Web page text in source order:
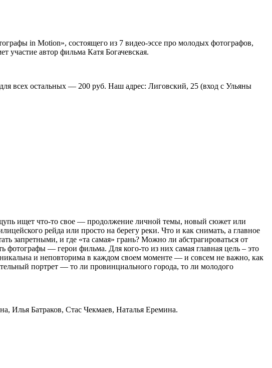
in Motion», состоящего из 7 видео-эссе про молодых фотографов,
участие автор фильма Катя Богачевская.
всех остальных — 200 руб. Наш адрес: Лиговский, 25 (вход с Ульяны
ищет что-то свое — продолжение личной темы, новый сюжет или
рейда или просто на берегу реки. Что и как снимать, а главное
запретными, и где «та самая» грань? Можно ли абстрагироваться от
фотографы — герои фильма. Для кого-то из них самая главная цель – это
и неповторима в каждом своем моменте — и совсем не важно, как
портрет — то ли провинциального города, то ли молодого
Илья Батраков, Стас Чекмаев, Наталья Еремина.